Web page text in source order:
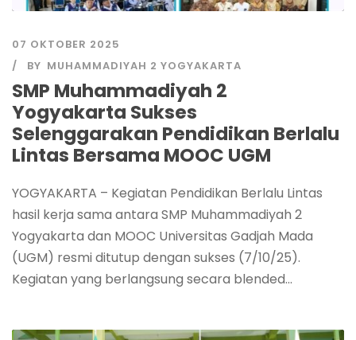
07 OKTOBER 2025
BY MUHAMMADIYAH 2 YOGYAKARTA
SMP Muhammadiyah 2
Yogyakarta Sukses
Selenggarakan Pendidikan Berlalu
Lintas Bersama MOOC UGM
YOGYAKARTA – Kegiatan Pendidikan Berlalu Lintas
hasil kerja sama antara SMP Muhammadiyah 2
Yogyakarta dan MOOC Universitas Gadjah Mada
(UGM) resmi ditutup dengan sukses (7/10/25).
Kegiatan yang berlangsung secara blended...